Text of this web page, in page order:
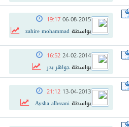
06-08-2015
19:17
بواسطةzahire mohammad
24-02-2014
16:52
بواسطةجواهر بدر
13-04-2013
21:12
بواسطةAysha alhssani